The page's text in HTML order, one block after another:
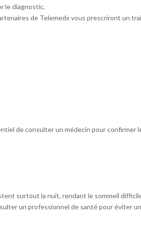
le diagnostic.
de Telemedx vous prescriront un
de consulter un médecin pour confirmer
surtout la nuit, rendant le sommeil
un professionnel de santé pour éviter